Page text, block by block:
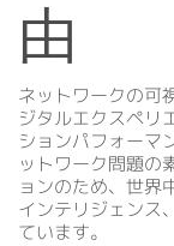
由
ネットワークの可
ジタルエクスペリ
ションパフォーマ
ットワーク問題の
ョンのため、世界
インテリジェンス
ています。